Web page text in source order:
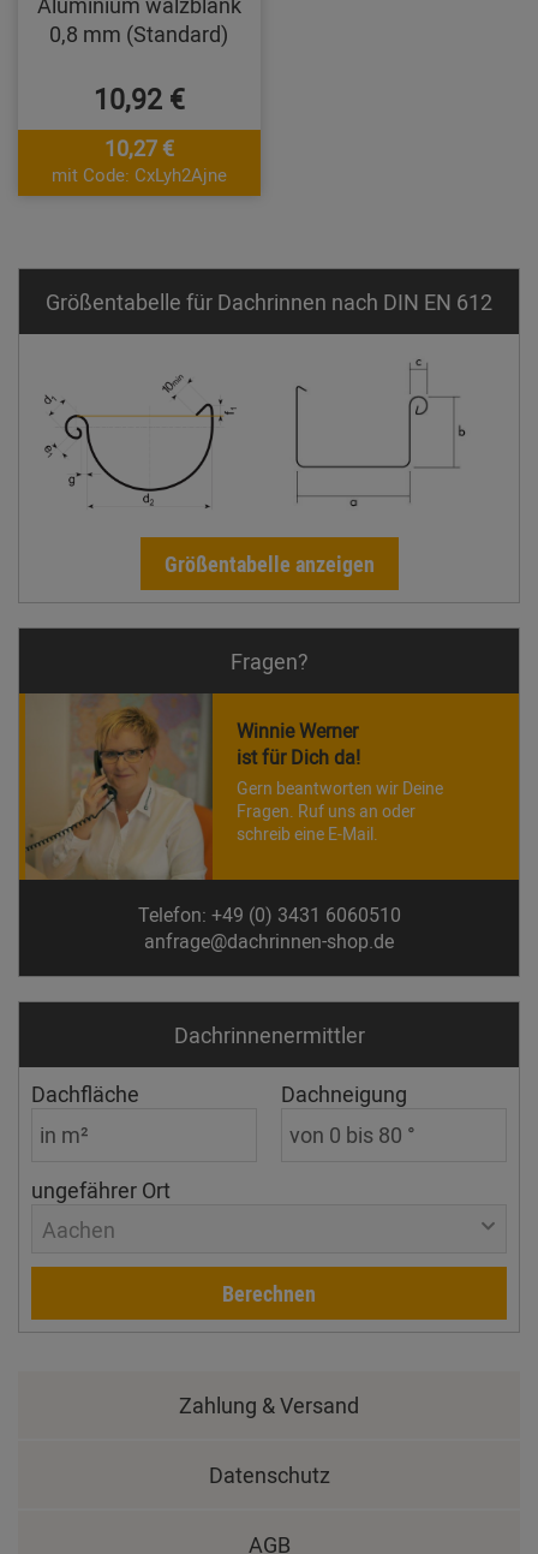
0,8 mm (Standard)
10,92 €
10,27 €
mit Code: CxLyh2Ajne
Größentabelle für Dachrinnen nach DIN EN 612
Größentabelle anzeigen
Fragen?
Winnie Werner
ist für Dich da!
Gern beantworten wir Deine
Fragen. Ruf uns an oder
schreib eine E-Mail.
Telefon: +49 (0) 3431 6060510
anfrage@dachrinnen-shop.de
Dachrinnen­ermittler
Dachfläche Dachneigung
ungefährer Ort
Aachen
Berechnen
Zahlung & Versand
Datenschutz
AGB